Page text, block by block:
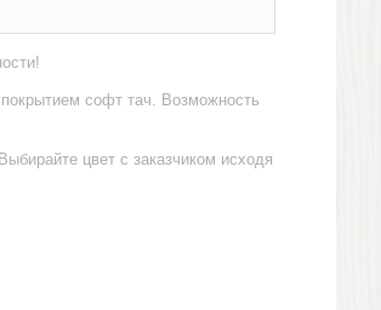
софт тач. Возможность
цвет с заказчиком исходя